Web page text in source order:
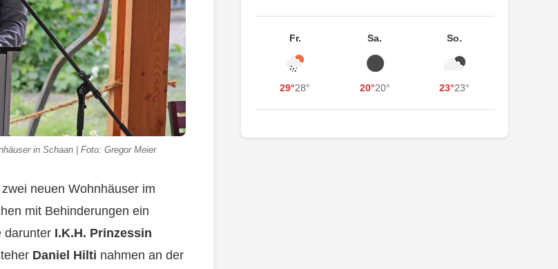
in Schaan | Foto: Gregor Meier
neuen Wohnhäuser im
mit Behinderungen ein
darunter I.K.H. Prinzessin
Daniel Hilti nahmen an der
Fr.
29°28°
Sa.
20°20°
So.
23°23°